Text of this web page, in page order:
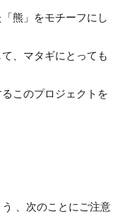
熊」をモチーフにし
、マタギにとっても
このプロジェクトを
、次のことにご注意